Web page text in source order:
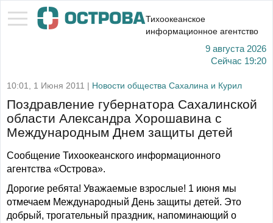
Тихоокеанское
информационное агентство
9 августа 2026
Сейчас 19:20
10:01, 1 Июня 2011 | Новости общества Сахалина и Курил
Поздравление губернатора Сахалинской
области Александра Хорошавина с
Международным Днем защиты детей
Сообщение Тихоокеанского информационного
агентства «Острова».
Дорогие ребята! Уважаемые взрослые! 1 июня мы
отмечаем Международный День защиты детей. Это
добрый, трогательный праздник, напоминающий о